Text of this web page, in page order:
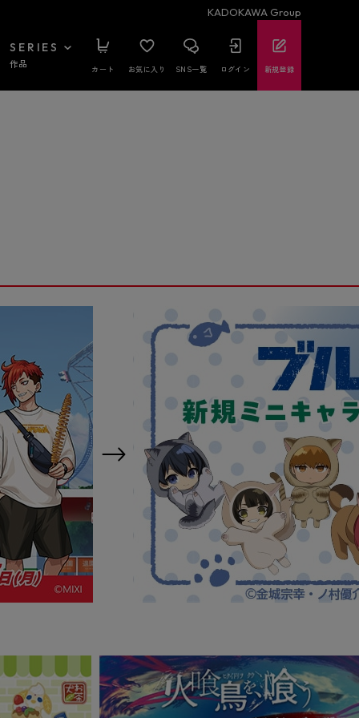
KADOKAWA Group
SERIES
作品 カート お気に入り SNS一覧 ログイン 新規登録